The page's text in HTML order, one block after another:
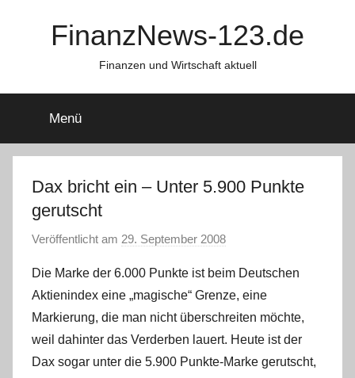
FinanzNews-123.de
Finanzen und Wirtschaft aktuell
Menü
Dax bricht ein – Unter 5.900 Punkte
gerutscht
Veröffentlicht am 29. September 2008
n
Die Marke der 6.000 Punkte ist beim Deutschen
Aktienindex eine „magische“ Grenze, eine
Markierung, die man nicht überschreiten möchte,
weil dahinter das Verderben lauert. Heute ist der
Dax sogar unter die 5.900 Punkte-Marke gerutscht,